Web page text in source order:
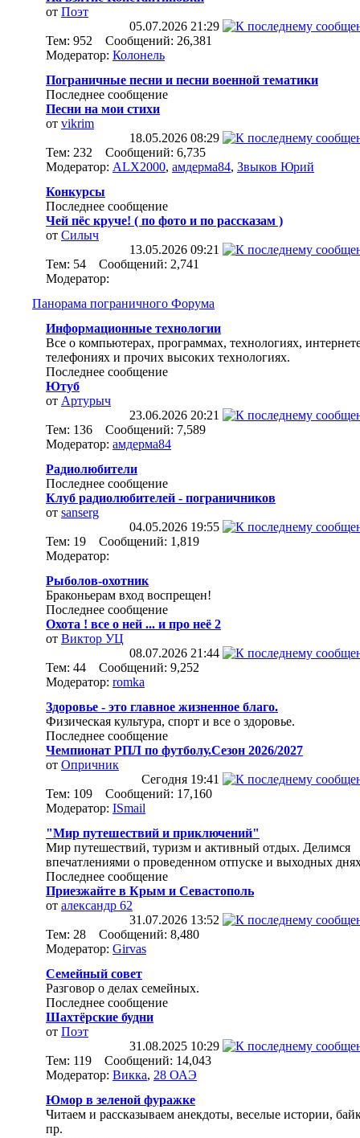
от Поэт
05.07.2026 21:29
Тем: 952 Сообщений: 26,381
Модератор: Колонель
Пограничные песни и песни военной тематики
Последнее сообщение
Песни на мои стихи
от vikrim
18.05.2026 08:29
Тем: 232 Сообщений: 6,735
Модератор: ALX2000, амдерма84, Звыков Юрий
Конкурсы
Последнее сообщение
Чей пёс круче! ( по фото и по рассказам )
от Силыч
13.05.2026 09:21
Тем: 54 Сообщений: 2,741
Модератор:
Панорама пограничного Форума
Информационные технологии
Все о компьютерах, программах, технологиях,
телефониях и прочих высоких технологиях.
Последнее сообщение
Ютуб
от Артурыч
23.06.2026 20:21
Тем: 136 Сообщений: 7,589
Модератор: амдерма84
Радиолюбители
Последнее сообщение
Клуб радиолюбителей - пограничников
от sanserg
04.05.2026 19:55
Тем: 19 Сообщений: 1,819
Модератор:
Рыболов-охотник
Браконьерам вход воспрещен!
Последнее сообщение
Охота ! все о ней ... и про неё 2
от Виктор УЦ
08.07.2026 21:44
Тем: 44 Сообщений: 9,252
Модератор: romka
Здоровье - это главное жизненное благо.
Физическая культура, спорт и все о здоровье.
Последнее сообщение
Чемпионат РПЛ по футболу.Сезон 2026/2027
от Опричник
Сегодня 19:41
Тем: 109 Сообщений: 17,160
Модератор: ISmail
"Мир путешествий и приключений"
Мир путешествий, туризм и активный отдых. Делимся
впечатлениями о проведенном отпуске и выходных
Последнее сообщение
Приезжайте в Крым и Севастополь
от александр 62
31.07.2026 13:52
Тем: 28 Сообщений: 8,480
Модератор: Girvas
Семейный совет
Разговор о делах семейных.
Последнее сообщение
Шахтёрские будни
от Поэт
31.08.2025 10:29
Тем: 119 Сообщений: 14,043
Модератор: Викка, 28 ОАЭ
Юмор в зеленой фуражке
Читаем и рассказываем анекдоты, веселые истории,
пр.